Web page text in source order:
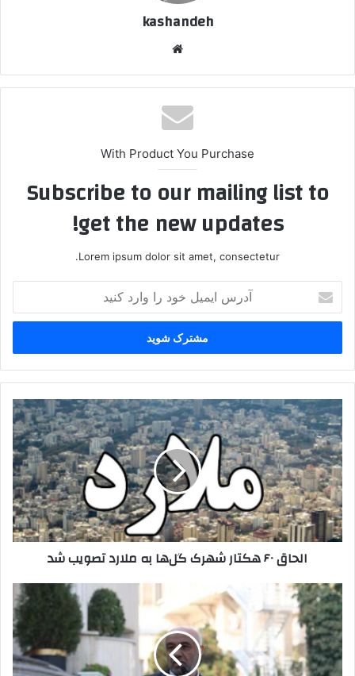
kashandeh
With Product You Purchase
Subscribe to our mailing list to
get the new updates!
Lorem ipsum dolor sit amet, consectetur.
ایمیل
خود
وارد
کنید
الحاق
۶۰
هکتار
شهرک
گل‌ها
به
ملارد
تصویب
شد
الحاق ۶۰ هکتار شهرک گل‌ها به ملارد تصویب شد
افزوده
شدن
میوه
و
خرما